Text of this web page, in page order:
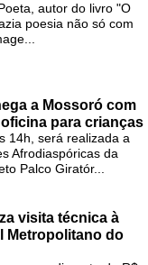
autor do livro "O
poesia não só com
a Mossoró com
para crianças
14h, será realizada a
Afrodiaspóricas da
Palco Giratór...
visita técnica à
Metropolitano do